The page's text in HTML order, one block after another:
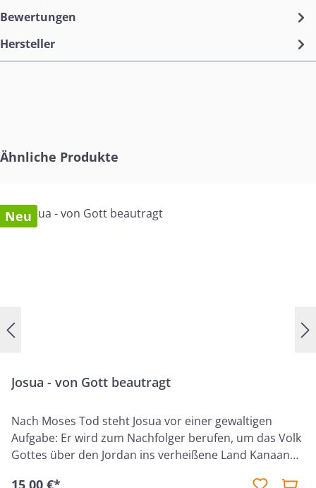
Bewertungen
Hersteller
Produktgalerie überspringen
Ähnliche Produkte
Neu
Josua - von Gott beautragt
Nach Moses Tod steht Josua vor einer gewaltigen
Aufgabe: Er wird zum Nachfolger berufen, um das Volk
Gottes über den Jordan ins verheißene Land Kanaan